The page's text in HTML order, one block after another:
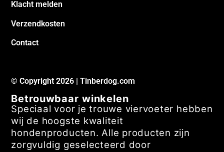
Verzendkosten
Contact
Betrouwbaar winkelen
Speciaal voor je trouwe viervoeter hebben
wij de hoogste kwaliteit
hondenproducten. Alle producten zijn
zorgvuldig geselecteerd door
hondenvrienden voor hondenvrienden.